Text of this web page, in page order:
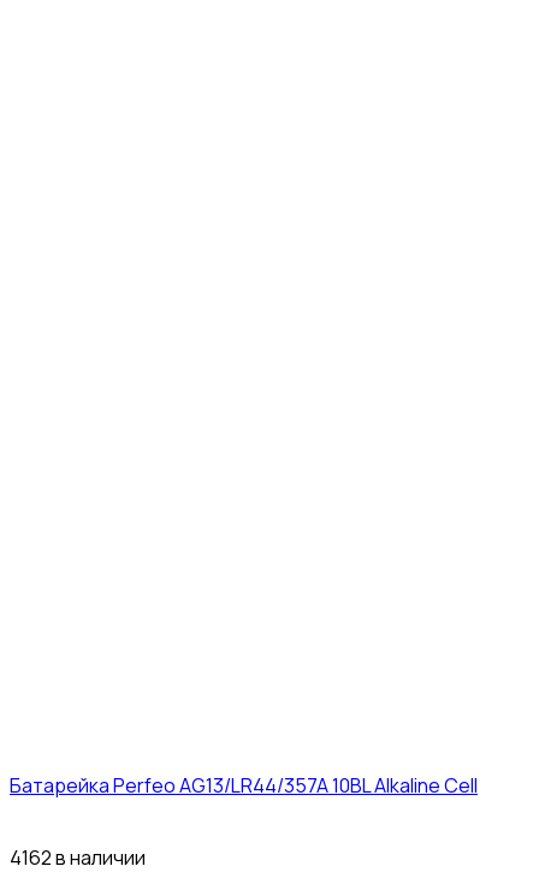
Батарейка Perfeo AG13/LR44/357A 10BL Alkaline Cell
4162 в наличии